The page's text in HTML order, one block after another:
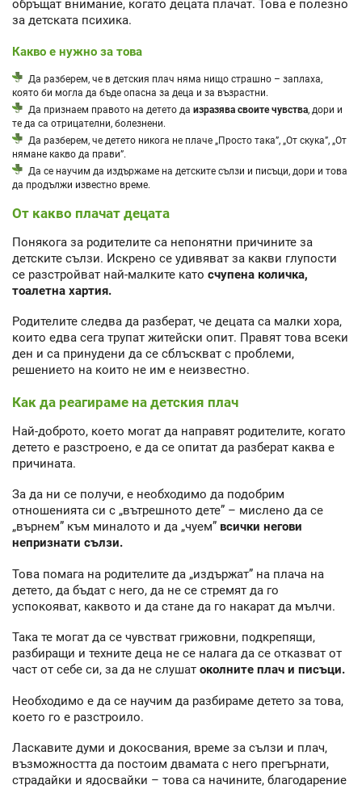
обръщат внимание, когато децата плачат. Това е полезно
за детската психика.
Какво е нужно за това
Да разберем, че в детския плач няма нищо страшно – заплаха,
която би могла да бъде опасна за деца и за възрастни.
Да признаем правото на детето даизразява своите чувства, дори и
те да са отрицателни, болезнени.
Да разберем, че детето никога не плаче „Просто така”, „От скука”, „От
нямане какво да прави”.
Да се научим да издържаме на детските сълзи и писъци, дори и това
да продължи известно време.
От какво плачат децата
Понякога за родителите са непонятни причините за
детските сълзи. Искрено се удивяват за какви глупости
се разстройват най-малките като счупена количка,
тоалетна хартия.
Родителите следва да разберат, че децата са малки хора,
които едва сега трупат житейски опит. Правят това всеки
ден и са принудени да се сблъскват с проблеми,
решението на които не им е неизвестно.
Как да реагираме на детския плач
Най-доброто, което могат да направят родителите, когато
детето е разстроено, е да се опитат да разберат каква е
причината.
За да ни се получи, е необходимо да подобрим
отношенията си с „вътрешното дете” – мислено да се
„върнем” към миналото и да „чуем” всички негови
непризнати сълзи.
Това помага на родителите да „издържат” на плача на
детето, да бъдат с него, да не се стремят да го
успокояват, каквото и да стане да го накарат да мълчи.
Така те могат да се чувстват грижовни, подкрепящи,
разбиращи и техните деца не се налага да се отказват от
част от себе си, за да не слушат околните плач и писъци.
Необходимо е да се научим да разбираме детето за това,
което го е разстроило.
Ласкавите думи и докосвания, време за сълзи и плач,
възможността да постоим двамата с него прегърнати,
страдайки и ядосвайки – това са начините, благодарение